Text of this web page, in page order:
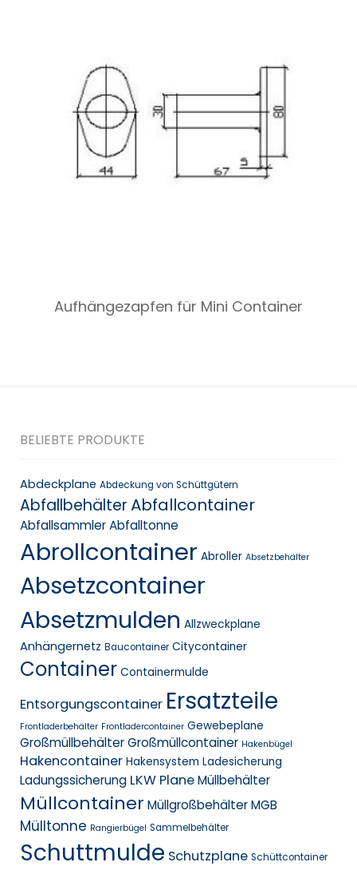
Aufhängezapfen für Mini Container
BELIEBTE PRODUKTE
Abdeckplane Abdeckung von Schüttgütern
AbfallbehälterAbfallcontainer
AbfallsammlerAbfalltonne
Abrollcontainer Abroller Absetzbehälter
Absetzcontainer
Absetzmulden Allzweckplane
Anhängernetz Baucontainer Citycontainer
Container Containermulde
Entsorgungscontainer Ersatzteile
Frontladerbehälter Frontladercontainer Gewebeplane
GroßmüllbehälterGroßmüllcontainer Hakenbügel
Hakencontainer Hakensystem Ladesicherung
Ladungssicherung LKW PlaneMüllbehälter
Müllcontainer Müllgroßbehälter MGB
Mülltonne Rangierbügel Sammelbehälter
Schuttmulde Schutzplane Schüttcontainer